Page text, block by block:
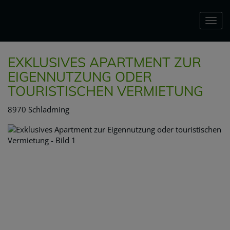
EXKLUSIVES APARTMENT ZUR
EIGENNUTZUNG ODER
TOURISTISCHEN VERMIETUNG
8970 Schladming